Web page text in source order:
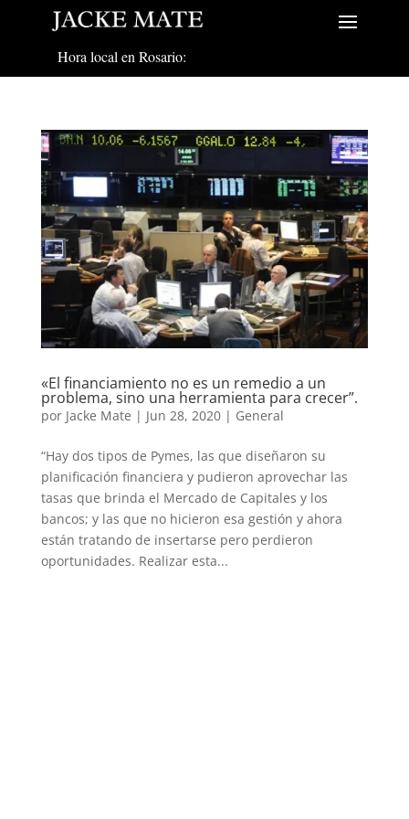
Hora local en Rosario:
«El financiamiento no es un remedio a un
problema, sino una herramienta para crecer”.
por Jacke Mate | Jun 28, 2020| General
“Hay dos tipos de Pymes, las que diseñaron su
planificación financiera y pudieron aprovechar las
tasas que brinda el Mercado de Capitales y los
bancos; y las que no hicieron esa gestión y ahora
están tratando de insertarse pero perdieron
oportunidades. Realizar esta...